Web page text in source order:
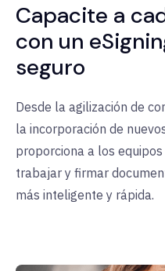
Capacite a
con un
seguro
Desde la agilización de
la incorporación de
proporciona a los
trabajar y firmar
más inteligente y rápida.